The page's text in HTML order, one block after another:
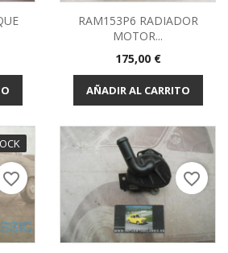
RAM153P6 RADIADOR
MOTOR...
Precio
175,00 €
AÑADIR AL CARRITO
favorite_border favorite_border